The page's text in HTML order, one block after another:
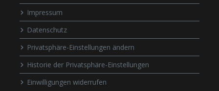
Impressum
Datenschutz
Privatsphäre-Einstellungen ändern
Historie der Privatsphäre-Einstellungen
Einwilligungen widerrufen